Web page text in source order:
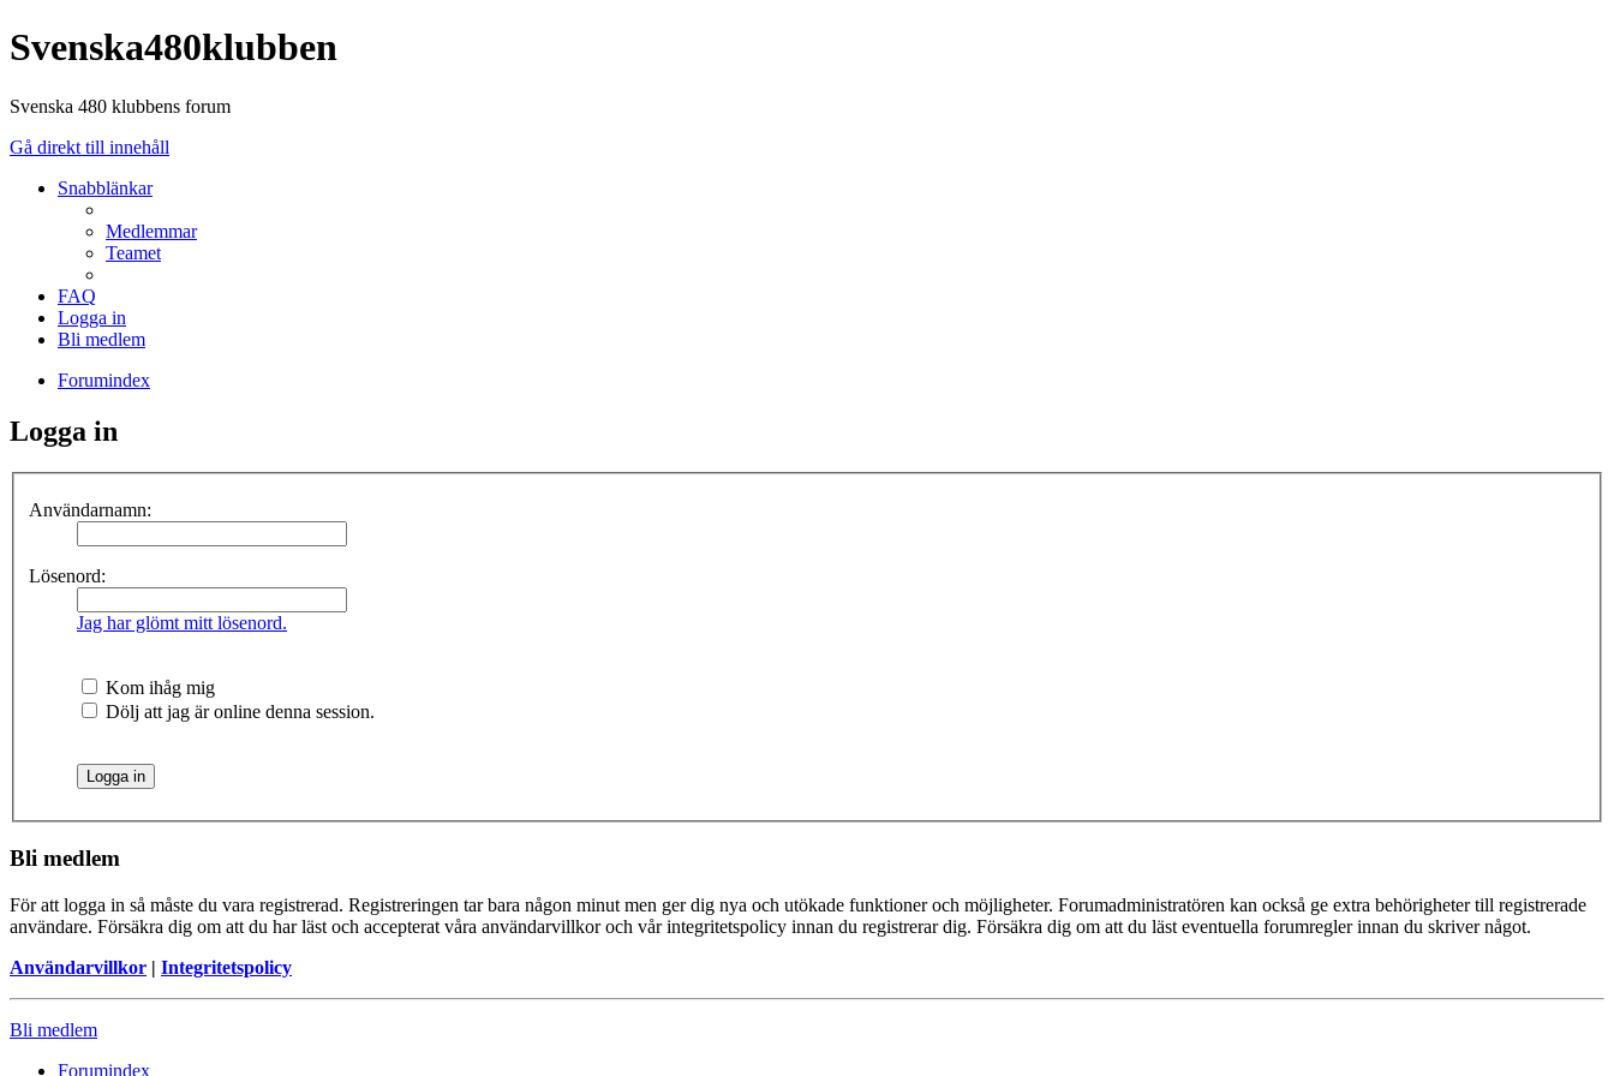
Svenska480klubben
Svenska 480 klubbens forum
Gå direkt till innehåll
Snabblänkar
Medlemmar
Teamet
FAQ
Logga in
Bli medlem
Forumindex
Logga in
Användarnamn:
Lösenord:
Jag har glömt mitt lösenord.
Kom ihåg mig
Dölj att jag är online denna session.
Bli medlem
För att logga in så måste du vara registrerad. Registreringen tar bara någon minut men ger dig nya och utökade funktioner och möjligheter. Forumadministratören kan också ge extra behörigheter till registrerade
användare. Försäkra dig om att du har läst och accepterat våra användarvillkor och vår integritetspolicy innan du registrerar dig. Försäkra dig om att du läst eventuella forumregler innan du skriver något.
Användarvillkor | Integritetspolicy
Bli medlem
Forumindex